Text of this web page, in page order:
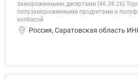
замороженными десертами (46.38.26)
полузамороженными продуктами и
колбасой
Россия, Саратовская область